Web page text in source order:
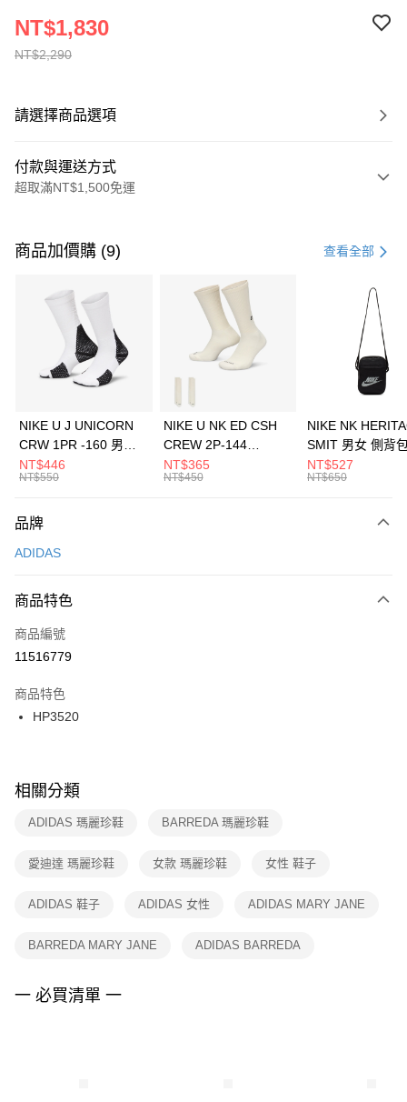
NT$2,290
NT$1,830
請選擇商品選項
付款與運送方式
超取滿NT$1,500免運
信用卡一次付款
3 期 0 利率 每期 21家銀行
合作金庫商業銀行
第一商業銀行
華南商業銀行
彰化商業銀行
上海商業儲蓄銀行
元大商業銀行
台灣樂天信用卡公司
Apple Pay
全盈+PAY
AFTEE先享後付
【關於「AFTEE先享後付」】
便利好安心！
３．安心：先確認商品／服務後，再付款。
【「AFTEE先享後付」結帳流程】
１．於結帳方式選擇「AFTEE先享後付」後，將跳轉至「AFTEE先享後付」
２．訂單成立數日內，您將收到繳費通知簡訊。
３．收到繳費通知簡訊後14天內，點擊此簡訊中的連結，可透過四大超商／
ATM／網路銀行／等多元方式進行付款，方視為交易完成。
※ 交易是否成功請以「AFTEE先享後付 」之結帳頁面顯示為準，若有關於
是否繳費成功／繳費後需取消欲退款等相關疑問，請聯繫「AFTEE先享後付
客戶支援中心」https://netprotections.freshdesk.com/support/home
１．透過由恩沛科技股份有限公司提供之「AFTEE先享後付」服務完成之交
權轉讓予恩沛科技股份有限公司。
３．未成年的使用者請事先徵得法定代理人或監護人之同意方可使用
４．使用「AFTEE先享後付」時，將依據個別帳號之用戶狀況，依本公司即
運送方式
每筆NT$100，滿NT$1,500(含以上)免運費
宅配
每筆NT$100，滿NT$1,500(含以上)免運費
付款後門市自取
每筆NT$100，滿NT$1,500(含以上)免運費
商品加價購 (9) 查看全部
NIKE U J UNICORN
CRW 1PR -160 男女
中統襪 FZ3393100
NT$446
NT$550
NIKE U NK ED CSH
CREW 2P-144
EMBRDY 男女 短統襪
FZ3073133
NT$365
NT$450
NIKE NK
SMIT 男女 側背
BA5871010
NT$527
NT$650
品牌
ADIDAS
商品特色
商品編號
11516779
商品特色
HP3520
相關分類
ADIDAS 瑪麗珍鞋 BARREDA 瑪麗珍鞋
愛迪達 瑪麗珍鞋 女款 瑪麗珍鞋 女性 鞋子
ADIDAS 鞋子 ADIDAS 女性 ADIDAS MARY JANE
BARREDA MARY JANE ADIDAS BARREDA
一 必買清單 一